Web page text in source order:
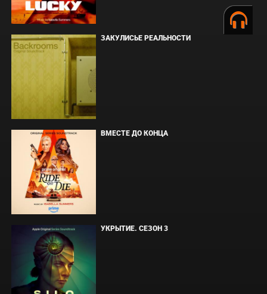
ЗАКУЛИСЬЕ РЕАЛЬНОСТИ
ВМЕСТЕ ДО КОНЦА
УКРЫТИЕ. СЕЗОН 3